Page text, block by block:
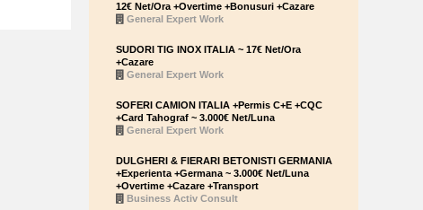
12€ Net/Ora +Overtime +Bonusuri +Cazare
General Expert Work
SUDORI TIG INOX ITALIA ~ 17€ Net/Ora
+Cazare
General Expert Work
SOFERI CAMION ITALIA +Permis C+E +CQC
+Card Tahograf ~ 3.000€ Net/Luna
General Expert Work
DULGHERI & FIERARI BETONISTI GERMANIA
+Experienta +Germana ~ 3.000€ Net/Luna
+Overtime +Cazare +Transport
Business Activ Consult